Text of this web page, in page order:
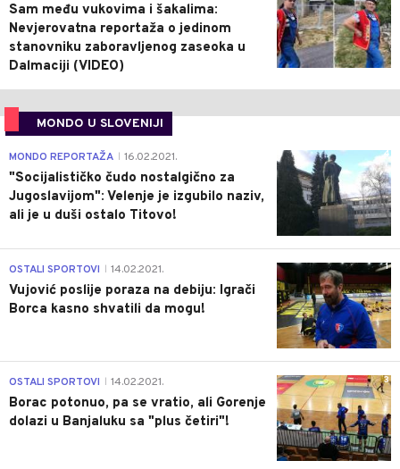
Sam među vukovima i šakalima:
Nevjerovatna reportaža o jedinom
stanovniku zaboravljenog zaseoka u
Dalmaciji (VIDEO)
MONDO U SLOVENIJI
4
MONDO REPORTAŽA 16.02.2021.
"Socijalističko čudo nostalgično za
Jugoslavijom": Velenje je izgubilo naziv,
ali je u duši ostalo Titovo!
1
OSTALI SPORTOVI 14.02.2021.
Vujović poslije poraza na debiju: Igrači
Borca kasno shvatili da mogu!
3
OSTALI SPORTOVI 14.02.2021.
Borac potonuo, pa se vratio, ali Gorenje
dolazi u Banjaluku sa "plus četiri"!